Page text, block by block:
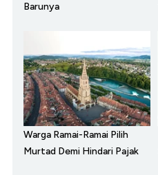
Barunya
Warga Ramai-Ramai Pilih
Murtad Demi Hindari Pajak